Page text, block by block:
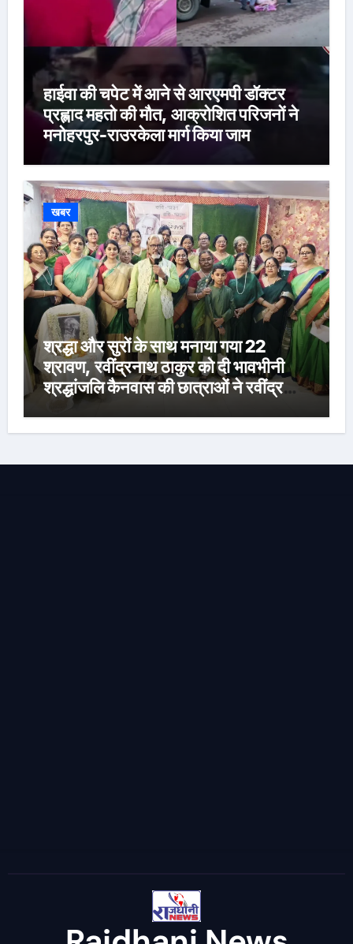
हाईवा की चपेट में आने से आरएमपी डॉक्टर
प्रह्लाद महतो की मौत, आक्रोशित परिजनों ने
मनोहरपुर-राउरकेला मार्ग किया जाम
खबर
श्रद्धा और सुरों के साथ मनाया गया 22
श्रावण, रवींद्रनाथ ठाकुर को दी भावभीनी
श्रद्धांजलि कैनवास की छात्राओं ने रवींद्र
बांधा समां